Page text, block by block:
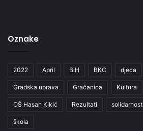
Oznake
2022 April BiH BKC djeca
Gradska uprava Gračanica Kultura
OŠ Hasan Kikić Rezultati solidarnost
škola